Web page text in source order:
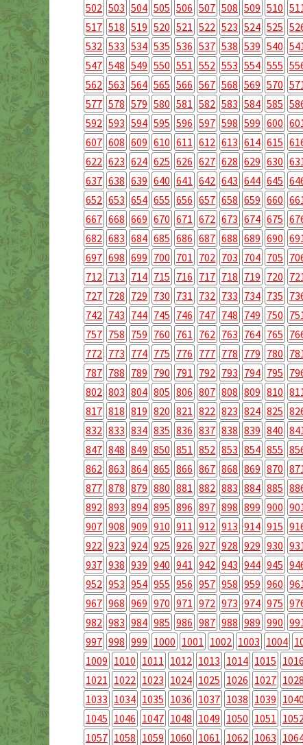
502 503 504 505 506 507 508 509 510
517 518 519 520 521 522 523 524 525
532 533 534 535 536 537 538 539 540
547 548 549 550 551 552 553 554 555
562 563 564 565 566 567 568 569 570
577 578 579 580 581 582 583 584 585
592 593 594 595 596 597 598 599 600
607 608 609 610 611 612 613 614 615
622 623 624 625 626 627 628 629 630
637 638 639 640 641 642 643 644 645
652 653 654 655 656 657 658 659 660
667 668 669 670 671 672 673 674 675
682 683 684 685 686 687 688 689 690
697 698 699 700 701 702 703 704 705
712 713 714 715 716 717 718 719 720
727 728 729 730 731 732 733 734 735
742 743 744 745 746 747 748 749 750
757 758 759 760 761 762 763 764 765
772 773 774 775 776 777 778 779 780
787 788 789 790 791 792 793 794 795
802 803 804 805 806 807 808 809 810
817 818 819 820 821 822 823 824 825
832 833 834 835 836 837 838 839 840
847 848 849 850 851 852 853 854 855
862 863 864 865 866 867 868 869 870
877 878 879 880 881 882 883 884 885
892 893 894 895 896 897 898 899 900
907 908 909 910 911 912 913 914 915
922 923 924 925 926 927 928 929 930
937 938 939 940 941 942 943 944 945
952 953 954 955 956 957 958 959 960
967 968 969 970 971 972 973 974 975
982 983 984 985 986 987 988 989 990
997 998 999 1000 1001 1002 1003 1004
1009 1010 1011 1012 1013 1014 1015 1016
1021 1022 1023 1024 1025 1026 1027 1028
1033 1034 1035 1036 1037 1038 1039 1040
1045 1046 1047 1048 1049 1050 1051
1057 1058 1059 1060 1061 1062 1063